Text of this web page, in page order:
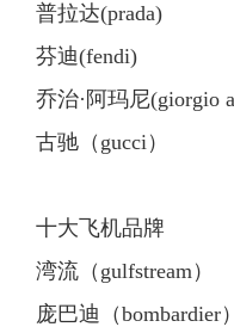
普拉达(prada)
芬迪(fendi)
乔治·阿玛尼(giorgio
古驰（gucci）
十大飞机品牌
湾流（gulfstream）
庞巴迪（bombardier）